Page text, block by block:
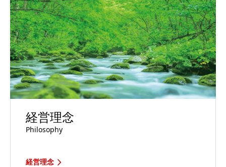
経営理念
Philosophy
経営理念